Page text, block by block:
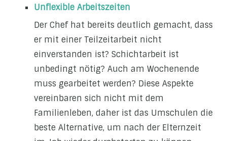
Unflexible Arbeitszeiten
Der Chef hat bereits deutlich gemacht, dass
er mit einer Teilzeitarbeit nicht
einverstanden ist? Schichtarbeit ist
unbedingt nötig? Auch am Wochenende
muss gearbeitet werden? Diese Aspekte
vereinbaren sich nicht mit dem
Familienleben, daher ist das Umschulen die
beste Alternative, um nach der Elternzeit